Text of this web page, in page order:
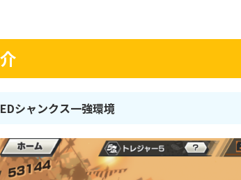
シャンクス一強環境